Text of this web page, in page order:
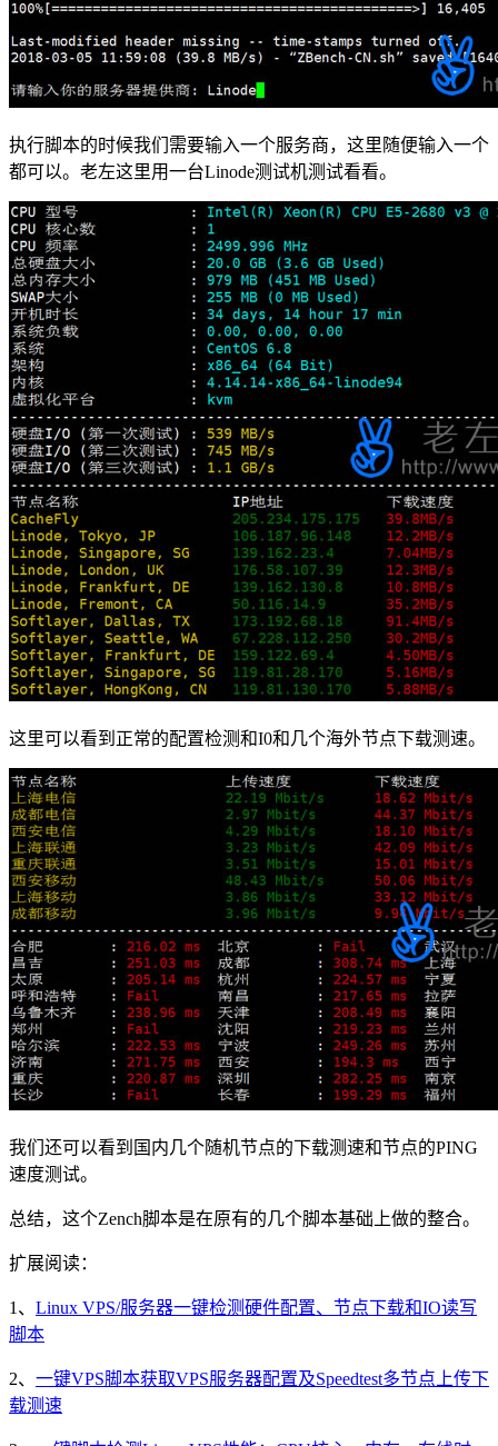
执行脚本的时候我们需要输入一个服务商，这里随便输入一个
都可以。老左这里用一台Linode测试机测试看看。
这里可以看到正常的配置检测和I0和几个海外节点下载测速。
我们还可以看到国内几个随机节点的下载测速和节点的PING
速度测试。
总结，这个Zench脚本是在原有的几个脚本基础上做的整合。
扩展阅读：
1、 Linux VPS/服务器一键检测硬件配置、节点下载和IO读写
脚本
2、 一键VPS脚本获取VPS服务器配置及Speedtest多节点上传下
载测速